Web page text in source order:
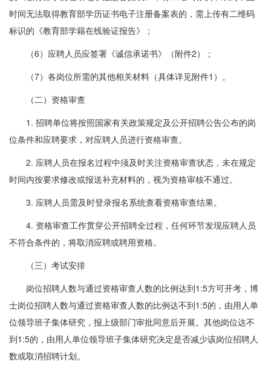
时间无法取得教育部学历证书电子注册备案表的，需上传有二维码
标识的《教育部学籍在线验证报告》；
（6）应聘人员应签署《诚信承诺书》（附件2）；
（7）各岗位所需的其他相关材料（具体详见附件1）。
（二）资格审查
1. 招聘单位将按照国家有关政策规定及公开招聘公告公布的岗
位条件和应聘要求，对应聘人员进行资格审查。
2. 应聘人员在报名过程中须及时关注资格审查状态，未在规定
时间内按要求修改或报送补充材料的，视为资格审核不通过。
3. 应聘人员需及时登录报名系统查看资格审查结果。
4. 资格审查工作贯穿公开招聘全过程，任何环节发现应聘人员
不符合条件的，将取消应聘或聘用资格。
（三）考试安排
岗位招聘人数与通过资格审查人数的比例达到1:5方可开考，博
士岗位招聘人数与通过资格审查人数的比例达不到1:5的，由用人单
位领导班子集体研究，报上级部门审批同意后开展。其他岗位达不
到1:5的，由用人单位领导班子集体研究决定是否减少该岗位招聘人
数或取消招聘计划。